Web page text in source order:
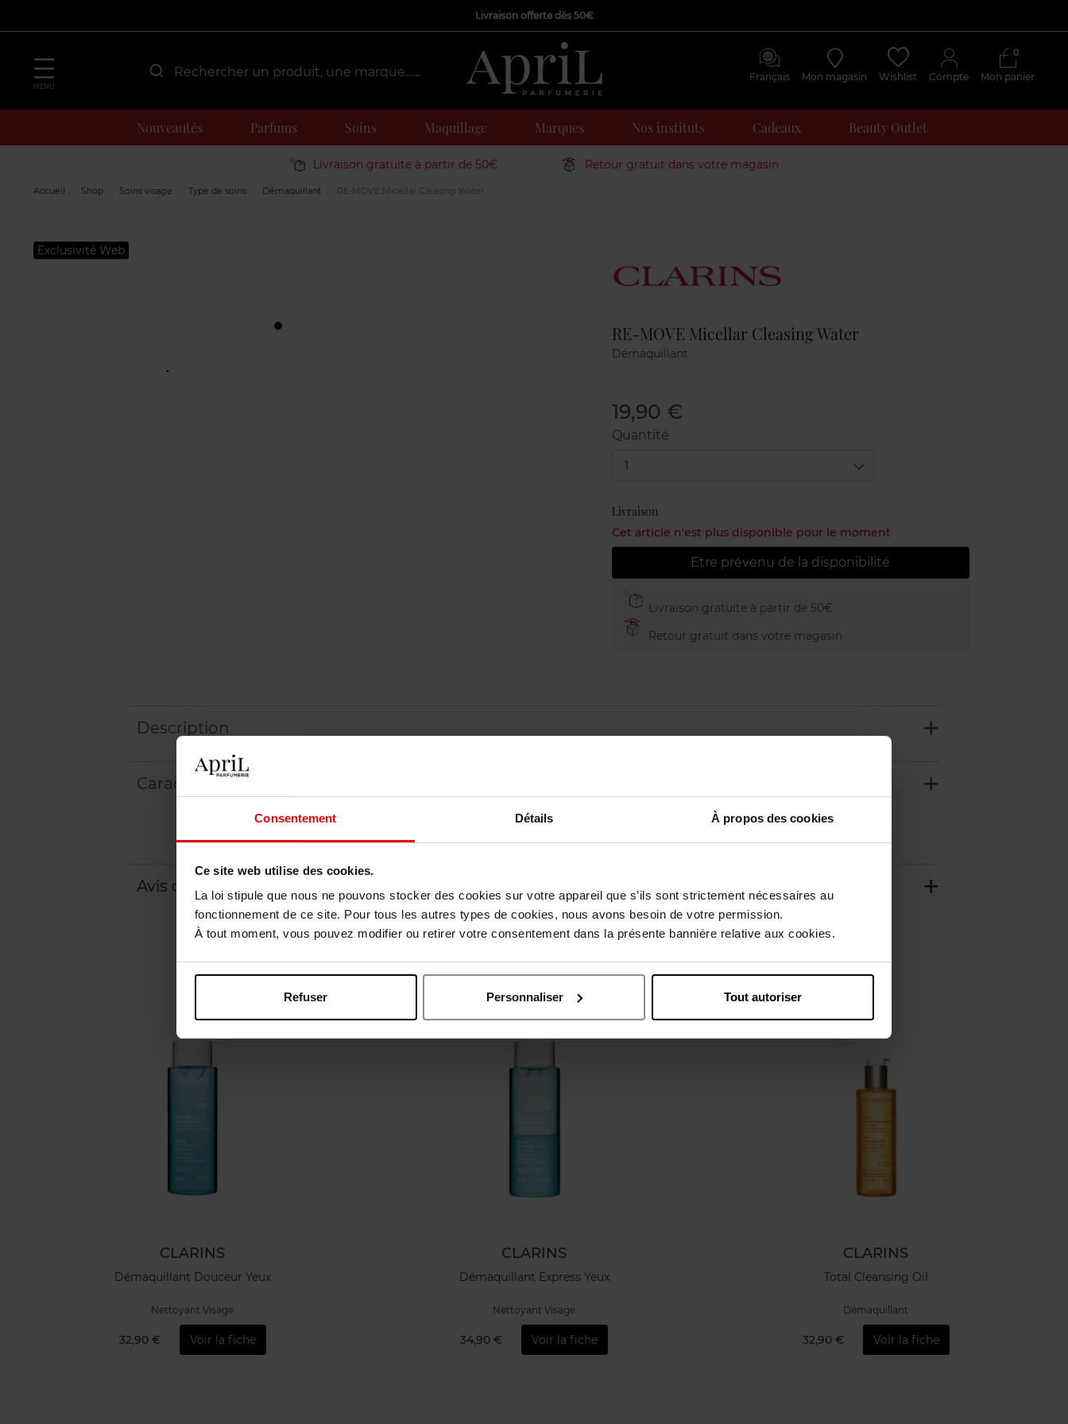
Consentement Détails À propos des cookies
Ce site web utilise des cookies.
La loi stipule que nous ne pouvons stocker des cookies sur votre appareil que s’ils sont strictement nécessaires au
fonctionnement de ce site. Pour tous les autres types de cookies, nous avons besoin de votre permission.
À tout moment, vous pouvez modifier ou retirer votre consentement dans la présente bannière relative aux cookies.
Refuser Personnaliser Tout autoriser
Livraison offerte dès 50€
MENU
Français Mon magasin Wishlist Compte Mon panier
0
Nouveautés Parfums Soins Maquillage Marques Nos instituts Cadeaux Beauty Outlet
Livraison gratuite à partir de 50€ Retour gratuit dans votre magasin
Accueil Shop Soins visage Type de soins Démaquillant RE-MOVE Micellar Cleasing Water
Exclusivité Web
RE-MOVE Micellar Cleasing Water
Démaquillant
19,90 €
Quantité
1
Livraison
Cet article n'est plus disponible pour le moment
Etre prévenu de la disponibilité
Livraison gratuite à partir de 50€
Retour gratuit dans votre magasin
Description
Caractéristiques
Avis client Politique relative aux avis des clients
Oublié quelque chose ?
CLARINS
Démaquillant Douceur Yeux
Nettoyant Visage
32,90 € Voir la fiche
CLARINS
Démaquillant Express Yeux
Nettoyant Visage
34,90 € Voir la fiche
CLARINS
Total Cleansing Oil
Démaquillant
32,90 € Voir la fiche